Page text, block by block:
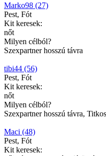
Marko98 (27)
Pest, Fót
Kit keresek:
nőt
Milyen célból?
Szexpartner hosszú távra
tibi44 (56)
Pest, Fót
Kit keresek:
nőt
Milyen célból?
Szexpartner hosszú távra,
Maci (48)
Pest, Fót
Kit keresek: